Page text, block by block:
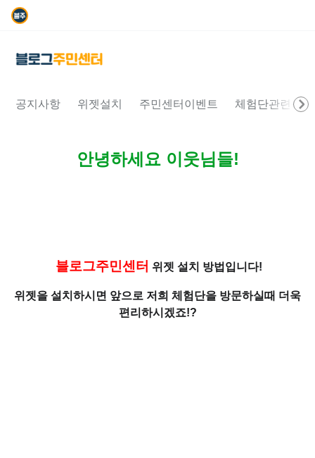
공지사항 위젯설치 주민센터이벤트 체험단관련문의
안녕하세요 이웃님들!
블로그주민센터 위젯 설치 방법입니다!
위젯을 설치하시면 앞으로 저희 체험단을 방문하실때 더욱
편리하시겠죠!?